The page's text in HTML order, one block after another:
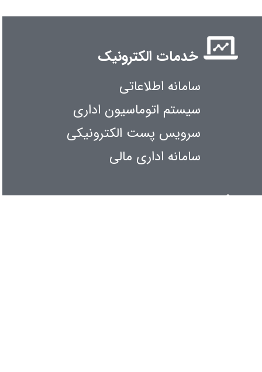
خدمات الکترونیک
سامانه اطلاعاتی
سیستم اتوماسیون اداری
سرویس پست الکترونیکی
سامانه اداری مالی